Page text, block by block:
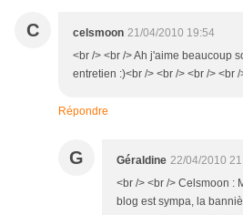
C celsmoon 21/04/2010 19:54
<br /> <br /> Ah j'aime beaucoup
entretien :)<br /> <br /> <br /> <br /
Répondre
G Géraldine 22/04/2010
<br /> <br /> Celsmoon :
blog est sympa, la